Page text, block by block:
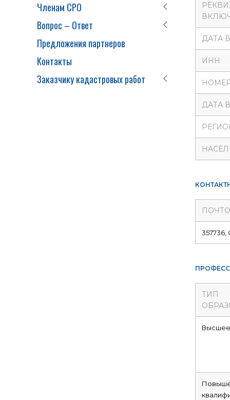
Членам СРО
Вопрос – Ответ
Предложения партнеров
Контакты
Заказчику кадастровых работ
ДАТА
ИНН
ДАТА
357736,
ТИП
Высшее